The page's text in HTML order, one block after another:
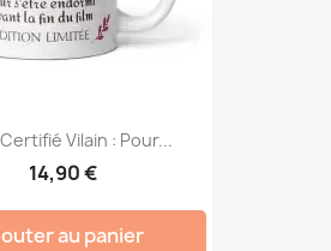
Vilain : Pour...
14,90 €
au panier